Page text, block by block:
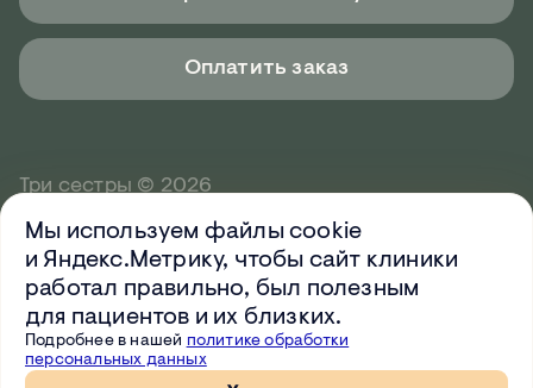
Оплатить заказ
Три сестры © 2026
Дизайн и разработка —Orientir
Поддержка и развитие сайта — IT-Agency
Имеются противопоказания,
необходима консультация специалиста
Мы используем файлы cookie
и Яндекс.Метрику, чтобы сайт клиники
работал правильно, был полезным
для пациентов и их близких.
Подробнее в нашей политике обработки
персональных данных